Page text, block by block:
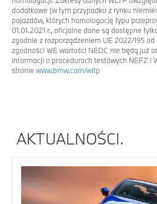
dodatkowe (w tym przypadku z rynku
pojazdów, których homologację typu
01.01.2021 r., oficjalne dane są dostępne
zgodnie z rozporządzeniem UE 2022/195 od
zgodności WE wartości NEDC nie będą już
informacji o procedurach testowych NEFZ i
stronie www.bmw.com/wltp
AKTUALNOŚCI.